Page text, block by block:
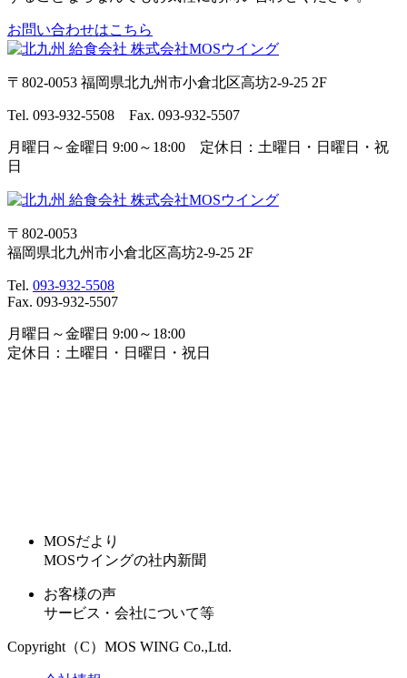
お問い合わせはこちら
〒802-0053 福岡県北九州市小倉北区高坊2-9-25 2F
Tel. 093-932-5508 Fax. 093-932-5507
月曜日～金曜日 9:00～18:00 定休日：土曜日・日曜日・祝
日
〒802-0053
福岡県北九州市小倉北区高坊2-9-25 2F
Tel. 093-932-5508
Fax. 093-932-5507
月曜日～金曜日 9:00～18:00
定休日：土曜日・日曜日・祝日
MOSだより
MOSウイングの社内新聞
お客様の声
サービス・会社について等
Copyright（C）MOS WING Co.,Ltd.